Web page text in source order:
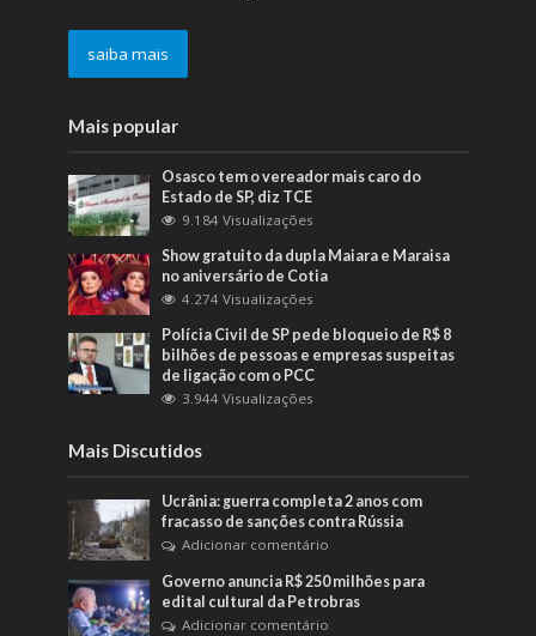
saiba mais
Mais popular
Osasco tem o vereador mais caro do
Estado de SP, diz TCE
9.184 Visualizações
Show gratuito da dupla Maiara e Maraisa
no aniversário de Cotia
4.274 Visualizações
Polícia Civil de SP pede bloqueio de R$ 8
bilhões de pessoas e empresas suspeitas
de ligação com o PCC
3.944 Visualizações
Mais Discutidos
Ucrânia: guerra completa 2 anos com
fracasso de sanções contra Rússia
Adicionar comentário
Governo anuncia R$ 250 milhões para
edital cultural da Petrobras
Adicionar comentário